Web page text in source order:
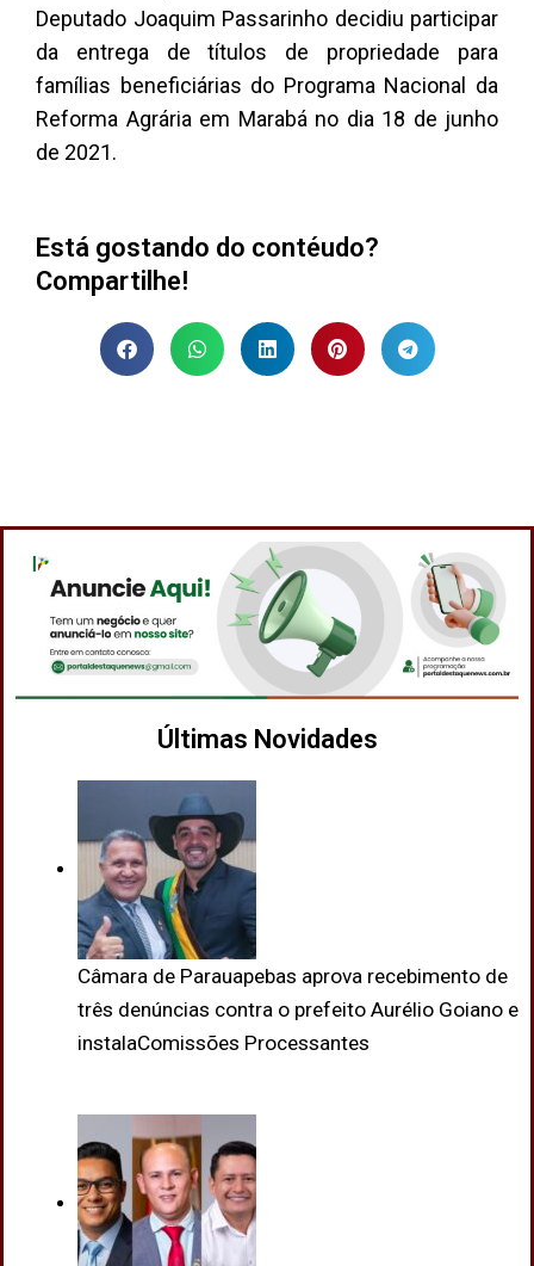
Deputado Joaquim Passarinho decidiu participar
da entrega de títulos de propriedade para
famílias beneficiárias do Programa Nacional da
Reforma Agrária em Marabá no dia 18 de junho
de 2021.
Está gostando do contéudo?
Compartilhe!
Últimas Novidades
Câmara de Parauapebas aprova recebimento de
três denúncias contra o prefeito Aurélio Goiano e
instalaComissões Processantes